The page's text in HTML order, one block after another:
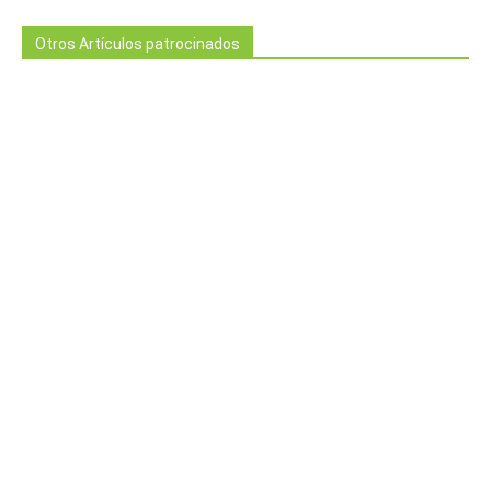
Otros Artículos patrocinados